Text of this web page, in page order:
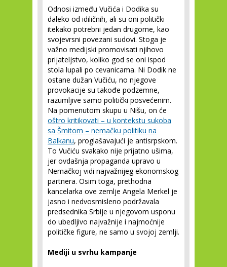
Odnosi između Vučića i Dodika su
daleko od idiličnih, ali su oni politički
itekako potrebni jedan drugome, kao
svojevrsni povezani sudovi. Stoga je
važno medijski promovisati njihovo
prijateljstvo, koliko god se oni ispod
stola lupali po cevanicama. Ni Dodik ne
ostane dužan Vučiću, no njegove
provokacije su takođe podzemne,
razumljive samo politički posvećenim.
Na pomenutom skupu u Nišu, on će
oštro kritikovati – u kontekstu sukoba
sa Šmitom – nemačku politiku na
Balkanu, proglašavajući je antisrpskom.
To Vučiću svakako nije prijatno ušima,
jer ovdašnja propaganda upravo u
Nemačkoj vidi najvažnijeg ekonomskog
partnera. Osim toga, prethodna
kancelarka ove zemlje Angela Merkel je
jasno i nedvosmisleno podržavala
predsednika Srbije u njegovom usponu
do ubedljivo najvažnije i najmoćnije
političke figure, ne samo u svojoj zemlji.
Mediji u svrhu kampanje